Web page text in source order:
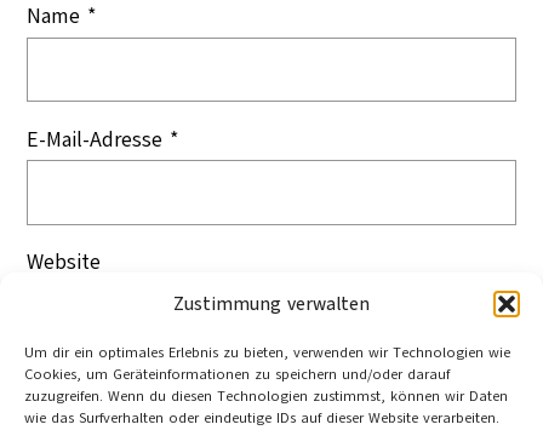
Zustimmung verwalten
Um dir ein optimales Erlebnis zu bieten, verwenden wir Technologien wie
Cookies, um Geräteinformationen zu speichern und/oder darauf
zuzugreifen. Wenn du diesen Technologien zustimmst, können wir Daten
wie das Surfverhalten oder eindeutige IDs auf dieser Website verarbeiten.
Name *
E-Mail-Adresse *
Website